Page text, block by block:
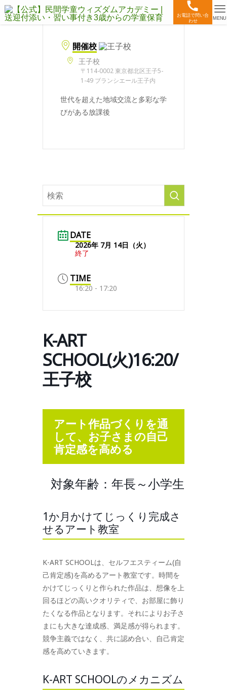
お電話で問い合
わせ
MENU
開催校
王子校
〒114-0002 東京都北区王子5-
1-49 ブランシエール王子内
世代を超えた地域交流と多彩な学
びがある放課後
DATE
2026年 7月 14日（火）
終了
TIME
16:20 - 17:20
K-ART
SCHOOL(火)16:20/
王子校
アート作品づくりを通
して、お子さまの自己
肯定感を高める
対象年齢：年長～小学生
1か月かけてじっくり完成さ
せるアート教室
K-ART SCHOOLは、セルフエスティーム(自
己肯定感)を高めるアート教室です。時間を
かけてじっくりと作られた作品は、想像を上
回るほどの高いクオリティで、お部屋に飾り
たくなる作品となります。それによりお子さ
まにも大きな達成感、満足感が得られます。
競争主義ではなく、共に認め合い、自己肯定
感を高めていきます。
K-ART SCHOOLのメカニズム